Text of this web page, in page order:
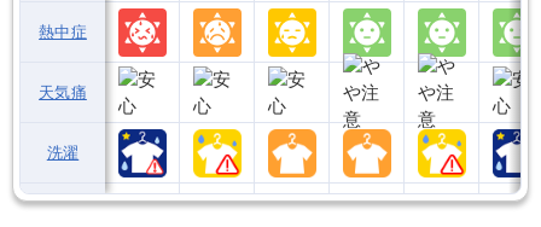
熱中症
天気痛
洗濯